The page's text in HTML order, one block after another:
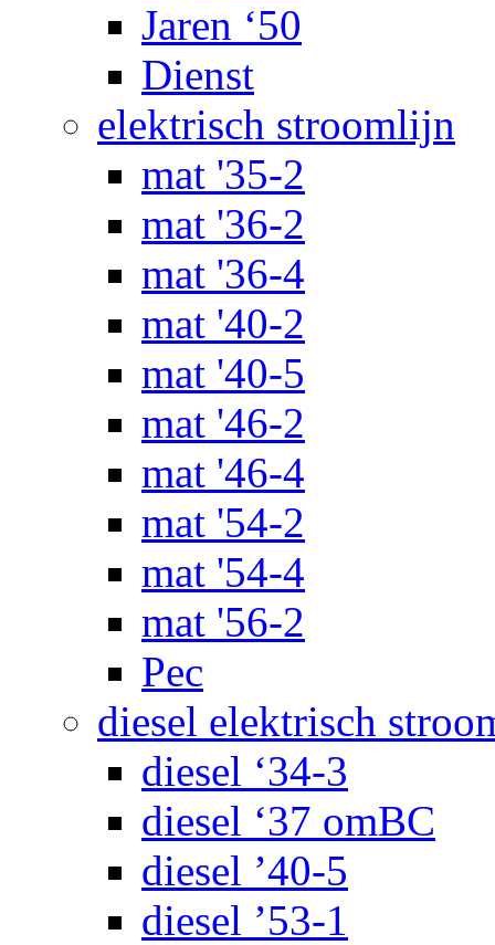
Jaren ‘50
Dienst
elektrisch stroomlijn
mat '35-2
mat '36-2
mat '36-4
mat '40-2
mat '40-5
mat '46-2
mat '46-4
mat '54-2
mat '54-4
mat '56-2
Pec
diesel elektrisch
diesel ‘34-3
diesel ‘37 omBC
diesel ’40-5
diesel ’53-1